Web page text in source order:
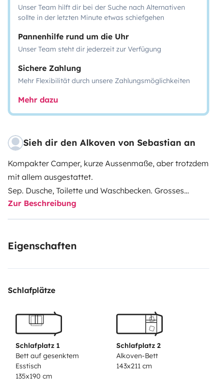
Unser Team hilft dir bei der Suche nach Alternativen
sollte in der letzten Minute etwas schiefgehen
Pannenhilfe rund um die Uhr
Unser Team steht dir jederzeit zur Verfügung
Sichere Zahlung
Mehr Flexibilität durch unsere Zahlungsmöglichkeiten
Mehr dazu
Sieh dir den Alkoven von Sebastian an
Kompakter Camper, kurze Aussenmaße, aber trotzdem
mit allem ausgestattet.
Sep. Dusche, Toilette und Waschbecken. Grosses
Kleiderfach, Staukästen und 4 - Sitzgruppe. Kpl. Küche.
Zur Beschreibung
Eigenschaften
Schlafplätze
Schlafplatz 1
Bett auf gesenktem
Esstisch
135x190 cm
Schlafplatz 2
Alkoven-Bett
143x211 cm